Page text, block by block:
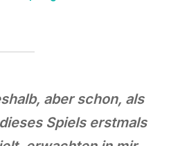
aber schon, als
Spiels erstmals